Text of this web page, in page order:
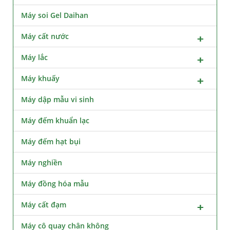
Máy soi Gel Daihan
Máy cất nước
Máy lắc
Máy khuấy
Máy dập mẫu vi sinh
Máy đếm khuẩn lạc
Máy đếm hạt bụi
Máy nghiền
Máy đồng hóa mẫu
Máy cất đạm
Máy cô quay chân không